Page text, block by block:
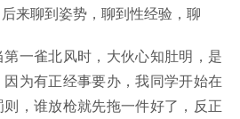
来聊到姿势，聊到性经验，聊
一雀北风时，大伙心知肚明，是
为有正经事要办，我同学开始在
，谁放枪就先拖一件好了，反正